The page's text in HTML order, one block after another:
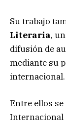
Su trabajo
Literaria,
difusión de
mediante su
internacional.
Entre ellos se
Internacional